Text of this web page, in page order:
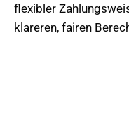
flexibler
klareren, fairen